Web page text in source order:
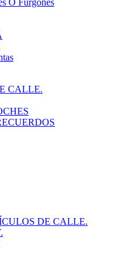
CALLE.
DE CALLE.